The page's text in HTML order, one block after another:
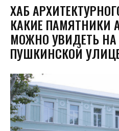
ХАБ
КАКИЕ ПАМЯТНИКИ
МОЖНО УВИДЕТЬ
ПУШКИНСКОЙ